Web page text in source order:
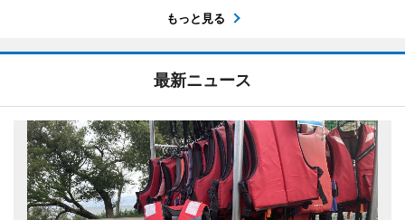
もっと見る
最新ニュース